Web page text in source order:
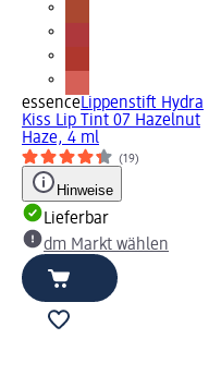
essenceLippenstift Hydra
Kiss Lip Tint 07 Hazelnut
Haze, 4 ml
(19)
Hinweise
Lieferbar
dm Markt wählen